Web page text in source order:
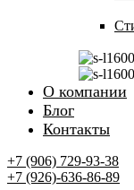
О компании
Блог
Контакты
+7 (906) 729-93-38
+7 (926)-636-86-89